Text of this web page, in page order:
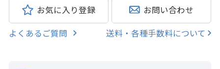
お気に入り登録 お問い合わせ
よくあるご質問 送料・各種手数料について